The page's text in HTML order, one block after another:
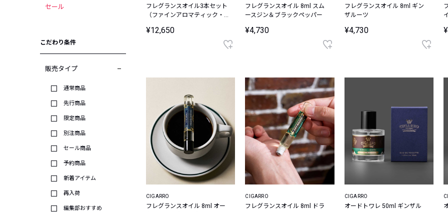
セール
こだわり条件
販売タイプ
通常商品
先行商品
限定商品
別注商品
セール商品
予約商品
新着アイテム
再入荷
編集部おすすめ
フレグランスオイル3本セット
（ファインアロマティック・
ス・スムースジン＆ブラック
¥12,650
フレグランスオイル 8ml スム
ースジン＆ブラックペッパー
¥4,730
フレグランスオイル 8ml ギン
ザルーツ
¥4,730
CIGARRO
フレグランスオイル 8ml オー
CIGARRO
フレグランスオイル 8ml ドラ
CIGARRO
オードトワレ 50ml ギンザル